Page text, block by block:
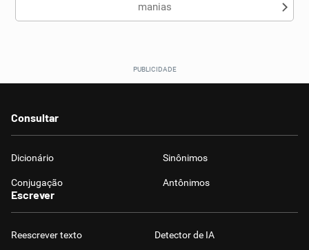
manias
Consultar
Dicionário Sinônimos
Conjugação Antônimos
Escrever
Reescrever texto Detector de IA